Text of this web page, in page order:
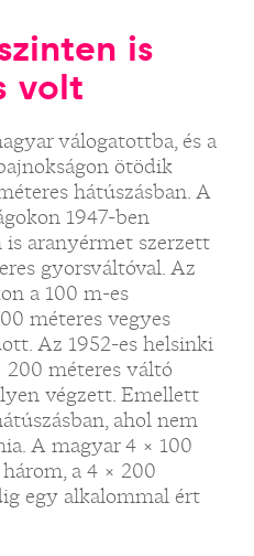
is
volt
válogatottba, és a
ötödik
hátúszásban. A
1947-ben
is aranyérmet szerzett
gyorsváltóval. Az
a 100 m-es
méteres vegyes
Az 1952-es helsinki
méteres váltó
végzett. Emellett
ahol nem
A magyar 4 × 100
a 4 × 200
egy alkalommal ért